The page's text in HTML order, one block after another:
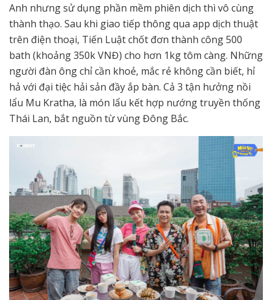
Anh nhưng sử dụng phần mềm phiên dịch thì vô cùng
thành thạo. Sau khi giao tiếp thông qua app dịch thuật
trên điện thoại, Tiến Luật chốt đơn thành công 500
bath (khoảng 350k VNĐ) cho hơn 1kg tôm càng. Những
người đàn ông chỉ cần khoẻ, mắc rẻ không cần biết, hỉ
hả với đại tiệc hải sản đầy ắp bàn. Cả 3 tận hưởng nồi
lẩu Mu Kratha, là món lẩu kết hợp nướng truyền thống
Thái Lan, bắt nguồn từ vùng Đông Bắc.